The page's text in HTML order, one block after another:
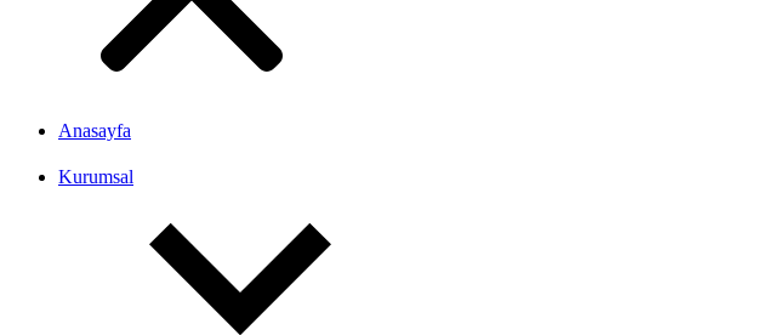
Anasayfa
Kurumsal